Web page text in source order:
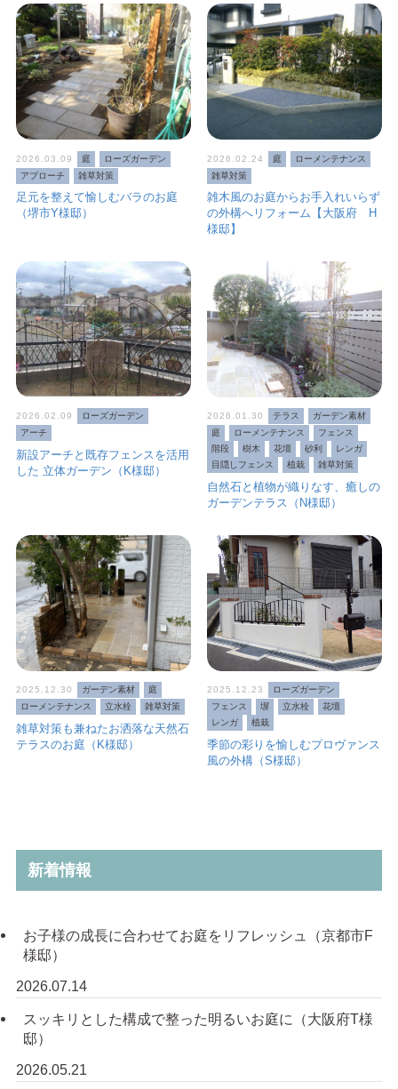
足元を整えて愉しむバラのお庭
（堺市Y様邸）
2026.03.09 庭
ローズガーデン
アプローチ
雑草対策
雑木風のお庭からお手入れいらず
の外構へリフォーム【大阪府 H
様邸】
2026.02.24 庭
ローメンテナンス
雑草対策
新設アーチと既存フェンスを活用
した 立体ガーデン（K様邸）
2026.02.09
ローズガーデン
アーチ
自然石と植物が織りなす、癒しの
ガーデンテラス（N様邸）
2026.01.30 テラス
ガーデン素材
庭
ローメンテナンス
フェンス
階段
樹木 花壇 砂利
レンガ
目隠しフェンス
植栽 雑草対策
雑草対策も兼ねたお洒落な天然石
テラスのお庭（K様邸）
2025.12.30 ガーデン素材
庭
ローメンテナンス
立水栓 雑草対策
季節の彩りを愉しむプロヴァンス
風の外構（S様邸）
2025.12.23
ローズガーデン
フェンス
塀 立水栓
花壇
レンガ
植栽
新着情報
お子様の成長に合わせてお庭をリフレッシュ（京都市F
様邸）
2026.07.14
スッキリとした構成で整った明るいお庭に（大阪府T様
邸）
2026.05.21